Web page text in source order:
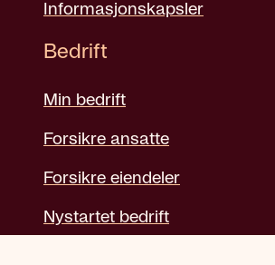
Informasjonskapsler
Bedrift
Min bedrift
Forsikre ansatte
Forsikre eiendeler
Nystartet bedrift